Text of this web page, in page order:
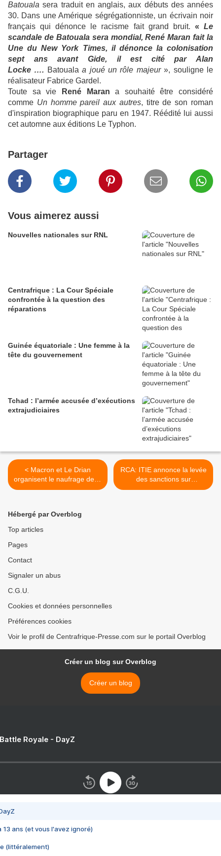
Batouala sera traduit en anglais, aux débuts des années
30. Dans une Amérique ségrégationniste, un écrivain noir
français qui dénonce le racisme fait grand bruit. «Le
scandale de Batouala sera mondial, René Maran fait la
Une du New York Times, il dénonce la colonisation
sept ans avant Gide, il est cité par Alan
Locke …. Batouala a joué un rôle majeur», souligne le
réalisateur Fabrice Gardel.
Toute sa vie
René Maran a souhaité être considéré
comme Un homme pareil aux autres, titre de son roman
d'inspiration biographique paru en 1947. Réédité lui aussi
cet automne aux éditions Le Typhon.
Partager
Vous aimerez aussi
Nouvelles nationales sur RNL
Centrafrique : La Cour Spéciale
confrontée à la question des
réparations
Guinée équatoriale : Une femme à la
tête du gouvernement
Tchad : l’armée accusée d’exécutions
extrajudiciaires
< Macron et Le Drian
organisent le naufrage de la
diplomatie française
RCA: ITIE annonce la levée
des sanctions sur
l’exploitation des pierres
Hébergé par Overblog
Top articles
Pages
Contact
Signaler un abus
C.G.U.
Cookies et données personnelles
Préférences cookies
Voir le profil de Centrafrique-Presse.com sur le portail Overblog
Créer un blog sur Overblog
Créer un blog
Royale - DayZ
13 ans (et vous l'avez ignoré)
(littéralement)